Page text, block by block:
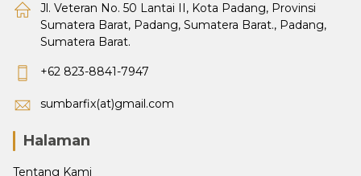
Jl. Veteran No. 50 Lantai II, Kota Padang, Provinsi
Sumatera Barat, Padang, Sumatera Barat., Padang,
Sumatera Barat.
+62 823-8841-7947
sumbarfix(at)gmail.com
Halaman
Tentang Kami